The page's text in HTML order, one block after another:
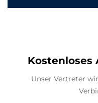
IP65 wetterfest für
Kostenloses
Unser Vertreter